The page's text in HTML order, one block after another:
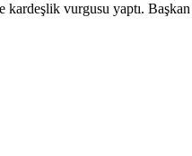
kardeşlik vurgusu yaptı.